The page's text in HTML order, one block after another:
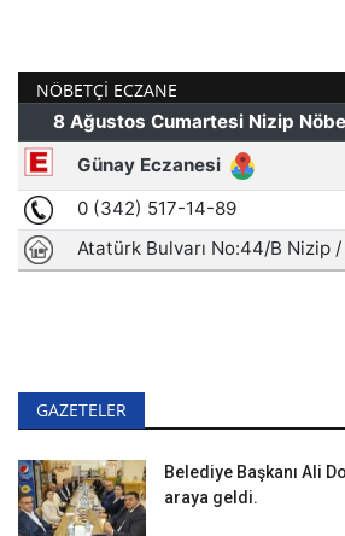
NÖBETÇI ECZANE
GAZETELER
Belediye Başkanı Ali
araya geldi.